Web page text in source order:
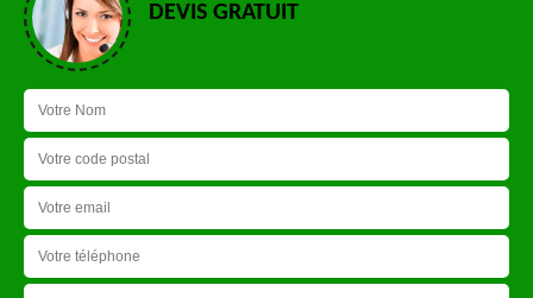
DEVIS GRATUIT